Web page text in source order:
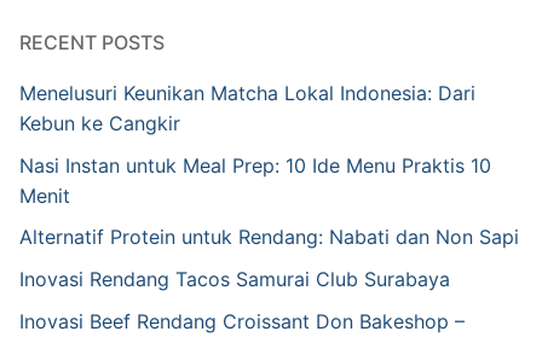
RECENT POSTS
Menelusuri Keunikan Matcha Lokal Indonesia: Dari
Kebun ke Cangkir
Nasi Instan untuk Meal Prep: 10 Ide Menu Praktis 10
Menit
Alternatif Protein untuk Rendang: Nabati dan Non Sapi
Inovasi Rendang Tacos Samurai Club Surabaya
Inovasi Beef Rendang Croissant Don Bakeshop –